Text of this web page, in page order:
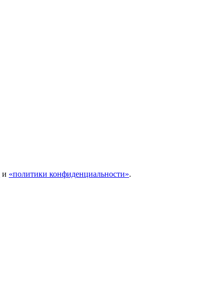
и «политики конфиденциальности».